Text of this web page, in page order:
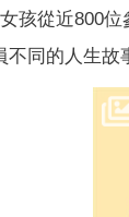
孩從近800
不同的人生故